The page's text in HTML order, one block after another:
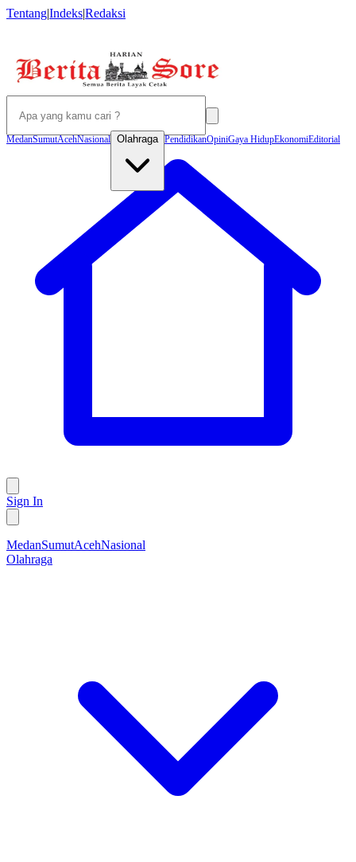
Tentang|Indeks|Redaksi
MedanSumutAcehNasional Olahraga PendidikanOpiniGaya HidupEkonomiEditorial
Sign In
MedanSumutAcehNasional
Olahraga